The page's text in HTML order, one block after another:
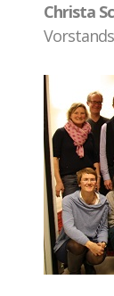
Christa